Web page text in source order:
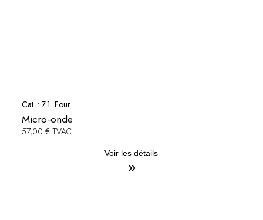
Cat. : 7.1. Four
Micro-onde
57,00 € TVAC
Voir les détails